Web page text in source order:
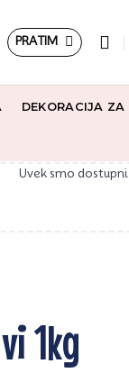
PRATIM
DEKORACIJA
Uvek smo
1kg